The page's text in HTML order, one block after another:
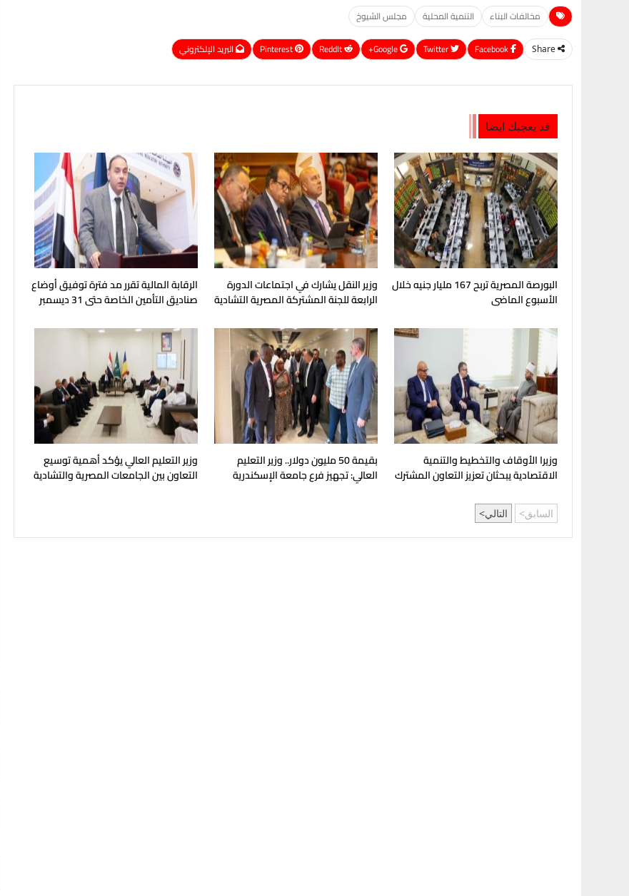
مخالفات البناء التنمية المحلية مجلس الشيوخ
Share
Google+
ReddIt
Pinterest البريد الإلكتروني
قد يعجبك ايضا
البورصة المصرية تربح 167 مليار جنيه خلال
الأسبوع الماضى
وزير النقل يشارك في اجتماعات الدورة
الرابعة للجنة المشتركة المصرية التشادية
الرقابة المالية تقرر مد فترة توفيق أوضاع
صناديق التأمين الخاصة حتى 31 ديسمبر
وزيرا الأوقاف والتخطيط والتنمية
الاقتصادية يبحثان تعزيز التعاون المشترك
بقيمة 50 مليون دولار.. وزير التعليم
العالي: تجهيز فرع جامعة الإسكندرية
وزير التعليم العالي يؤكد أهمية توسيع
التعاون بين الجامعات المصرية والتشادية
السابق التالي